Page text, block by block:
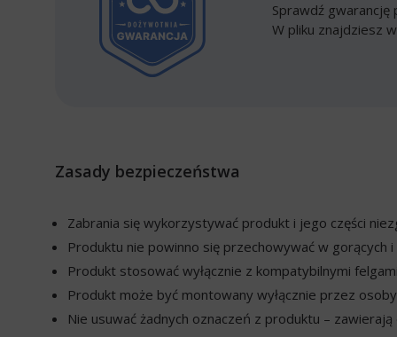
Sprawdź
W pliku znajdziesz
Zasady bezpieczeństwa
Zabrania się wykorzystywać produkt i jego części
Produktu nie powinno się przechowywać w gorących
Produkt stosować wyłącznie z kompatybilnymi
Produkt może być montowany wyłącznie przez
Nie usuwać żadnych oznaczeń z produktu –